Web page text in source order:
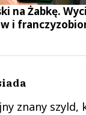
na Żabkę.
i
znany szyld,